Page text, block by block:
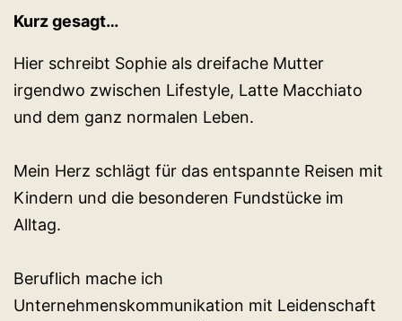
Kurz gesagt…
Hier schreibt Sophie als dreifache Mutter
irgendwo zwischen Lifestyle, Latte Macchiato
und dem ganz normalen Leben.
Mein Herz schlägt für das entspannte Reisen mit
Kindern und die besonderen Fundstücke im
Alltag.
Beruflich mache ich
Unternehmenskommunikation mit Leidenschaft